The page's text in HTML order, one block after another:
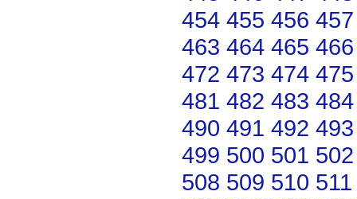
454 455 456 457
463 464 465 466
472 473 474 475
481 482 483 484
490 491 492 493
499 500 501 502
508 509 510 511